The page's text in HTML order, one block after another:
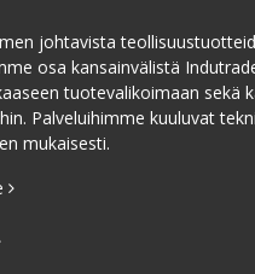
johtavista
osa kansainvälistä
tuotevalikoimaan sekä
Palveluihimme kuuluvat
mukaisesti.